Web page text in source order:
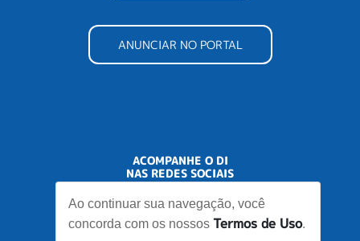
Ao continuar sua navegação, você
concorda com os nossos Termos de Uso.
ANUNCIAR NO PORTAL
ACOMPANHE O DI
NAS REDES SOCIAIS